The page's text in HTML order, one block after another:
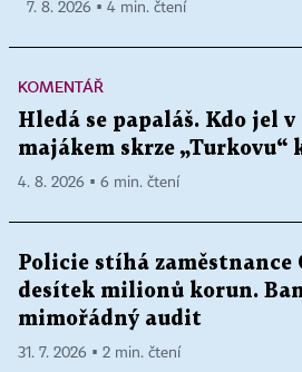
7. 8. 2026 ▪ 4 min. čtení
KOMENTÁŘ
Hledá se papaláš. Kdo jel v
majákem skrze „Turkovu“
4. 8. 2026 ▪ 6 min. čtení
Policie stíhá zaměstnance
desítek milionů korun.
mimořádný audit
31. 7. 2026 ▪ 2 min. čtení